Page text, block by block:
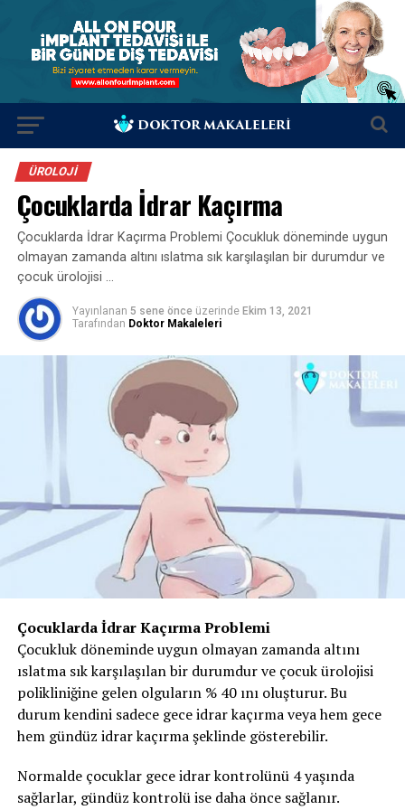
ÜROLOJI
Çocuklarda İdrar Kaçırma
Çocuklarda İdrar Kaçırma Problemi Çocukluk döneminde uygun
olmayan zamanda altını ıslatma sık karşılaşılan bir durumdur ve
çocuk ürolojisi …
Yayınlanan 5 sene önce üzerinde Ekim 13, 2021
Tarafından Doktor Makaleleri
Çocuklarda İdrar Kaçırma Problemi
Çocukluk döneminde uygun olmayan zamanda altını
ıslatma sık karşılaşılan bir durumdur ve çocuk ürolojisi
polikliniğine gelen olguların % 40 ını oluşturur. Bu
durum kendini sadece gece idrar kaçırma veya hem gece
hem gündüz idrar kaçırma şeklinde gösterebilir.
Normalde çocuklar gece idrar kontrolünü 4 yaşında
sağlarlar, gündüz kontrolü ise daha önce sağlanır.